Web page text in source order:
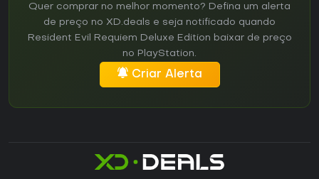
Quer comprar no melhor momento? Defina um alerta
de preço no XD.deals e seja notificado quando
Resident Evil Requiem Deluxe Edition baixar de preço
no PlayStation.
Criar Alerta